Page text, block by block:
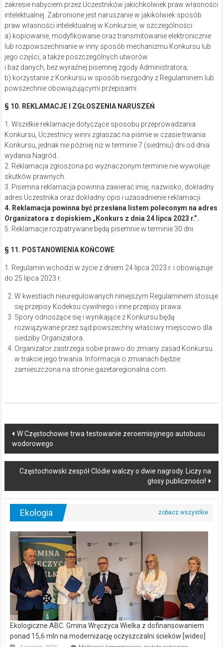
zakresie nabyciem przez Uczestników jakichkolwiek praw własności
intelektualnej. Zabronione jest naruszanie w jakikolwiek sposób
praw własności intelektualnej w Konkursie, w szczególności:
a) kopiowanie, modyfikowanie oraz transmitowanie elektronicznie
lub rozpowszechnianie w inny sposób mechanizmu Konkursu lub
jego części, a także poszczególnych utworów
i baz danych, bez wyraźnej pisemnej zgody Administratora;
b) korzystanie z Konkursu w sposób niezgodny z Regulaminem lub
powszechnie obowiązującymi przepisami.
§ 10. REKLAMACJE I ZGŁOSZENIA NARUSZEŃ
1. Wszelkie reklamacje dotyczące sposobu przeprowadzania
Konkursu, Uczestnicy winni zgłaszać na piśmie w czasie trwania
Konkursu, jednak nie później niż w terminie 7 (siedmiu) dni od dnia
wydania Nagród.
2. Reklamacja zgłoszona po wyznaczonym terminie nie wywołuje
skutków prawnych.
3. Pisemna reklamacja powinna zawierać imię, nazwisko, dokładny
adres Uczestnika oraz dokładny opis i uzasadnienie reklamacji.
4. Reklamacja powinna być przesłana listem poleconym na adres
Organizatora z dopiskiem „Konkurs z dnia 24 lipca 2023 r.”.
5. Reklamacje rozpatrywane będą pisemnie w terminie 30 dni.
§ 11. POSTANOWIENIA KOŃCOWE
1. Regulamin wchodzi w życie z dniem 24 lipca 2023 r. i obowiązuje
do 25 lipca 2023 r.
W kwestiach nieuregulowanych niniejszym Regulaminem stosuje
się przepisy Kodeksu cywilnego i inne przepisy prawa.
Spory odnoszące się i wynikające z Konkursu będą
rozwiązywane przez sąd powszechny właściwy miejscowo dla
siedziby Organizatora.
Organizator zastrzega sobie prawo do zmiany zasad Konkursu
w trakcie jego trwania. Informacja o zmianach będzie
zamieszczona na stronie gazetaregionalna.com.
Post
navigation
W Częstochowie trwa testowanie zeroemisyjnego autobusu
wodorowego
Częstochowski zespół Clödie walczy o dwie nagrody. Liczy na
głosy publiczności!
Ekologia
Ekologiczne ABC. Gmina Wręczyca Wielka z dofinansowaniem
ponad 15,6 mln na modernizację oczyszczalni ścieków [wideo]